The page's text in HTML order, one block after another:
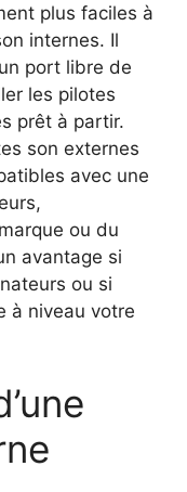
plus faciles à
internes. Il
port libre de
les pilotes
prêt à partir.
son externes
avec une
ou du
avantage si
ou si
à niveau votre